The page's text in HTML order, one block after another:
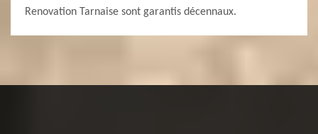
Renovation Tarnaise sont garantis décennaux.